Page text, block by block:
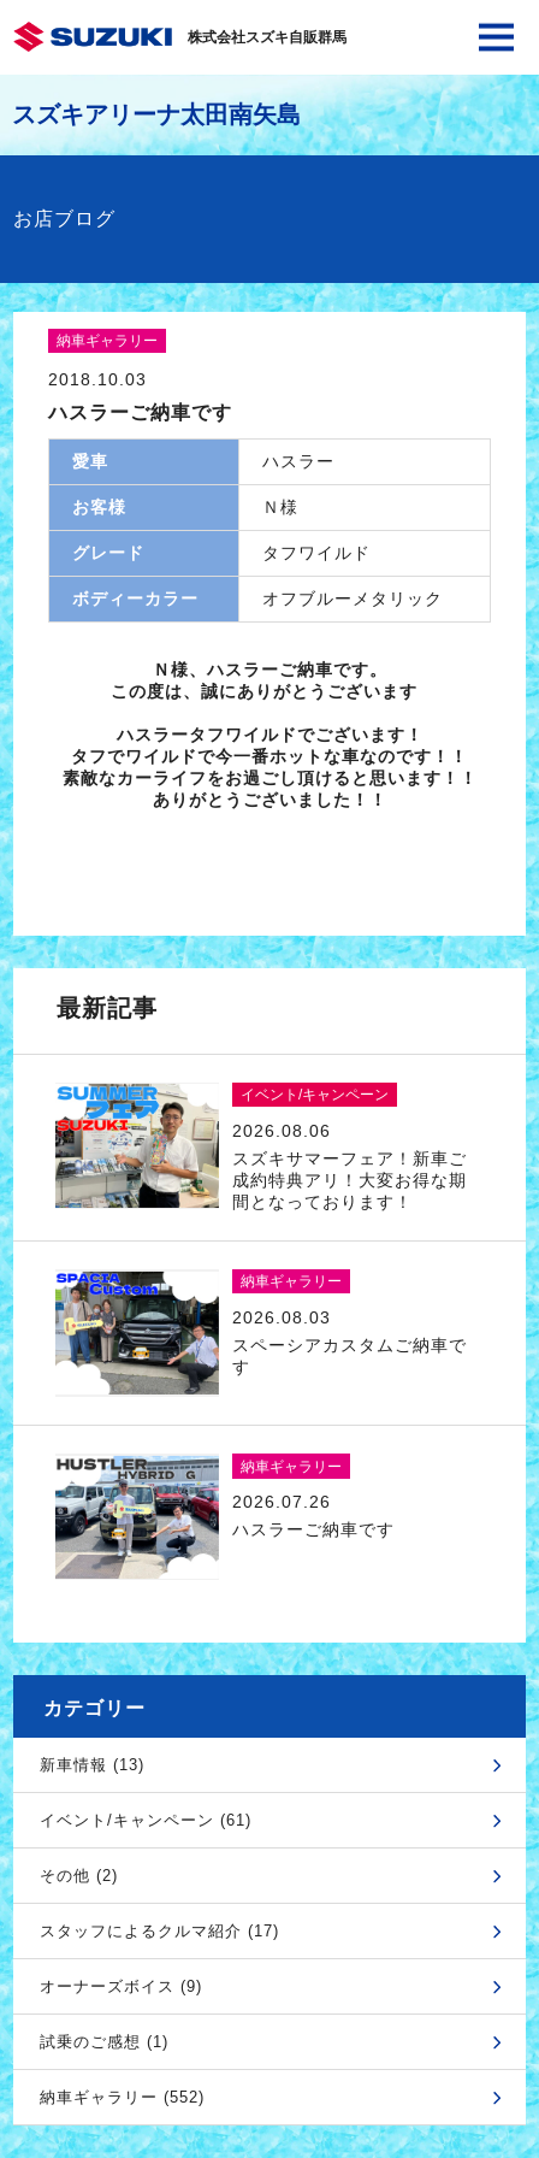
株式会社スズキ自販群馬
スズキアリーナ太田南矢島
お店ブログ
納車ギャラリー
2018.10.03
ハスラーご納車です
愛車 ハスラー
お客様 Ｎ様
グレード タフワイルド
ボディーカラー オフブルーメタリック
Ｎ様、ハスラーご納車です。
この度は、誠にありがとうございます
ハスラータフワイルドでございます！
タフでワイルドで今一番ホットな車なのです！！
素敵なカーライフをお過ごし頂けると思います！！
ありがとうございました！！
最新記事
イベント/キャンペーン
2026.08.06
スズキサマーフェア！新車ご
成約特典アリ！大変お得な期
間となっております！
納車ギャラリー
2026.08.03
スペーシアカスタムご納車で
す
納車ギャラリー
2026.07.26
ハスラーご納車です
カテゴリー
新車情報 (13)
イベント/キャンペーン (61)
その他 (2)
スタッフによるクルマ紹介 (17)
オーナーズボイス (9)
試乗のご感想 (1)
納車ギャラリー (552)